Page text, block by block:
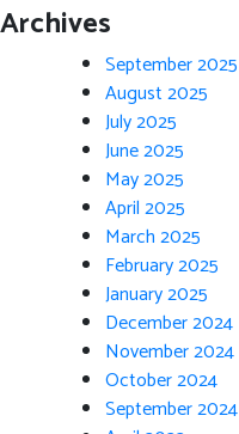
Archives
September 2025
August 2025
July 2025
June 2025
May 2025
April 2025
March 2025
February 2025
January 2025
December 2024
November 2024
October 2024
September 2024